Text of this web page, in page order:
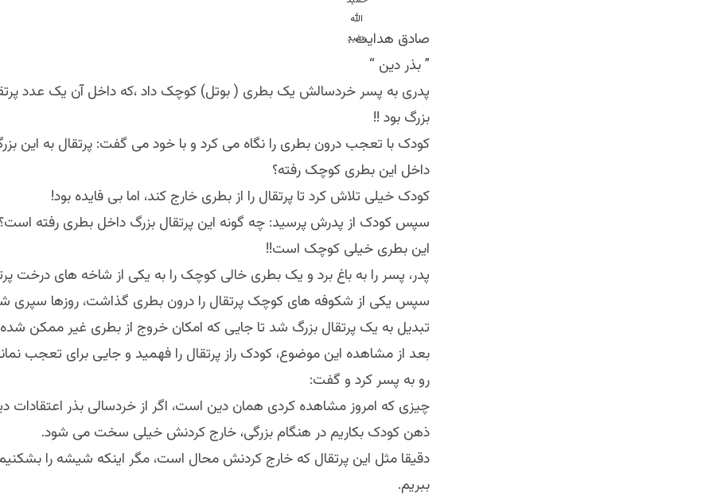
صادق هدایت :
” بذر دين “
پدری به پسر خردسالش یک بطری ( بوتل) کوچک داد ،که داخل آن یک عدد
بزرگ بود !!
کودک با تعجب درون بطری را نگاه می کرد و با خود می گفت: پرتقال به این
داخل این بطری کوچک رفته؟
کودک خیلی تلاش کرد تا پرتقال را از بطری خارج کند، اما بی فایده بود!
سپس کودک از پدرش پرسید: چه گونه این پرتقال بزرگ داخل بطری رفتە
این بطری خیلی کوچک است!!
پدر، پسر را به باغ برد و یک بطری خالی کوچک را به یکی از شاخه های درخت
سپس یکی از شکوفه های کوچک پرتقال را درون بطری گذاشت، روزها سپری
تبدیل به یک پرتقال بزرگ شد تا جایی که امکان خروج از بطری غیر ممکن
بعد از مشاهده این موضوع، کودک راز پرتقال را فهمید و جایی برای تعجب
رو به پسر کرد و گفت:
چیزی که امروز مشاهده کردی همان دین است، اگر از خردسالی بذر اعتقادات
ذهن کودک بکاریم در هنگام بزرگی، خارج کردنش خیلی سخت می شود.
دقیقا مثل این پرتقال که خارج کردنش محال است، مگر اینکه شیشه را
ببریم.